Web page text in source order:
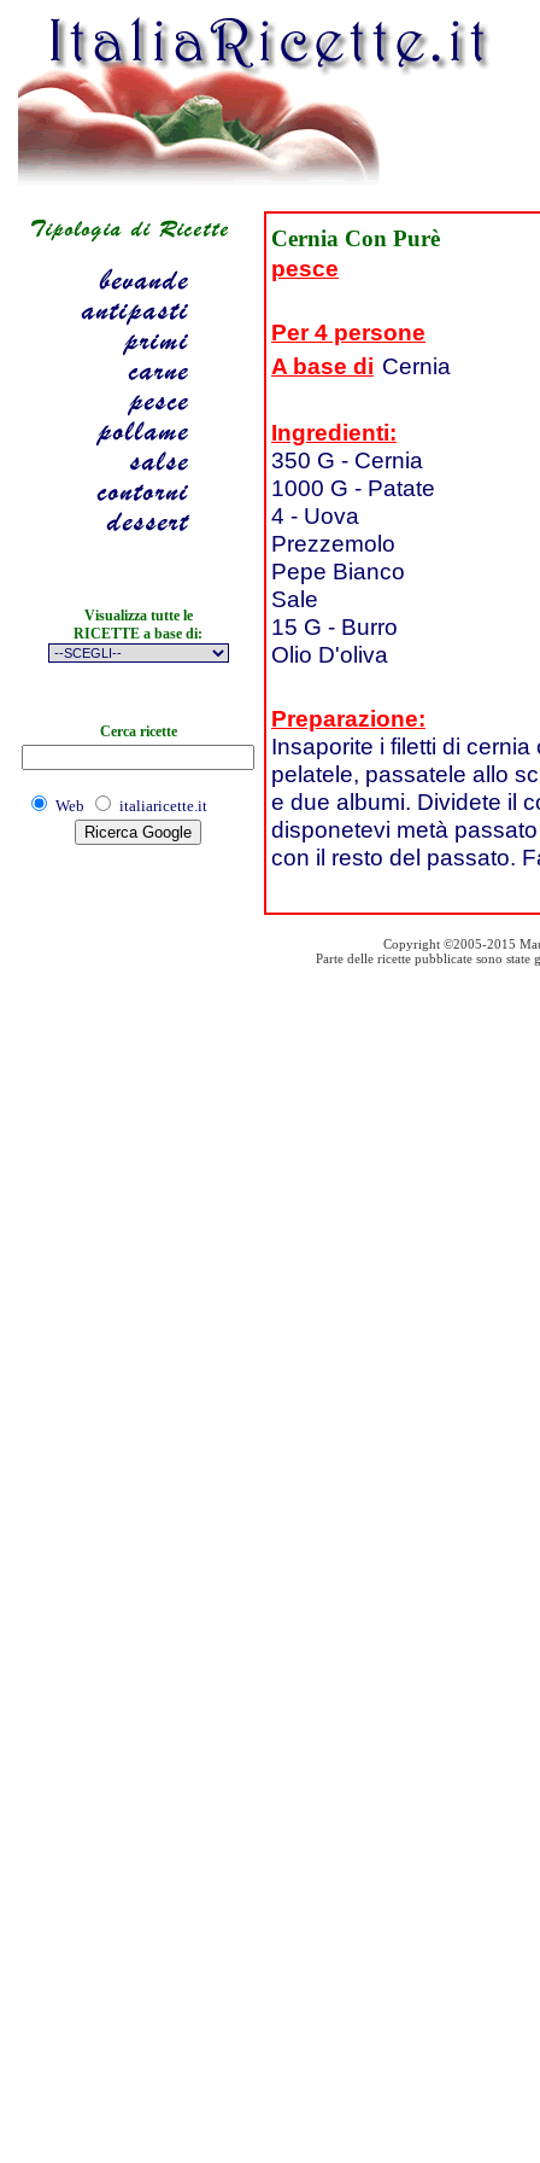
Visualizza tutte le
RICETTE a base di:
Cerca ricette
Web italiaricette.it
Cernia Con Purè
pesce
Per 4 persone
A base di Cernia
Ingredienti:
350 G - Cernia
1000 G - Patate
4 - Uova
Prezzemolo
Pepe Bianco
Sale
15 G - Burro
Olio D'oliva
Preparazione:
Insaporite i filetti di
pelatele, passatele allo
e due albumi. Dividete il
disponetevi metà
con il resto del passato.
Copyright ©2005-2015
Parte delle ricette pubblicate sono state